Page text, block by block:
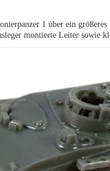
1 über ein
montierte Leiter sowie